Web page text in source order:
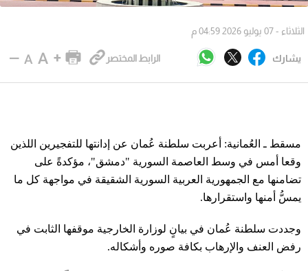
يشارك الرابط المختصر
الثلاثاء - 07 يوليو 2026 04:59 م
مسقط ـ العُمانية: أعربت سلطنة عُمان عن إدانتها للتفجيرين اللذين
وقعا أمس في وسط العاصمة السورية "دمشق"، مؤكدةً على
تضامنها مع الجمهورية العربية السورية الشقيقة في مواجهة كل ما
يمسُّ أمنها واستقرارها.
وجددت سلطنة عُمان في بيانٍ لوزارة الخارجية موقفها الثابت في
رفض العنف والإرهاب بكافة صوره وأشكاله.